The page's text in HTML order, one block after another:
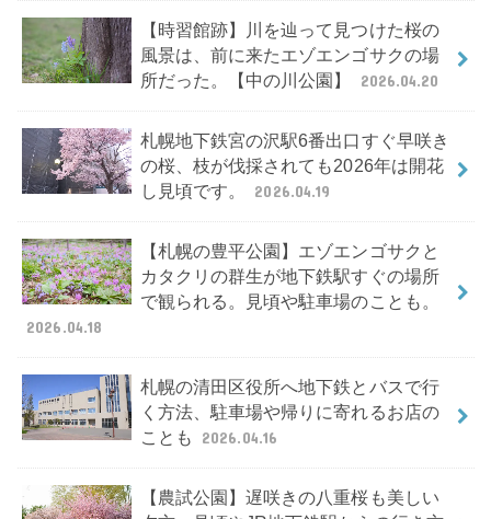
【時習館跡】川を辿って見つけた桜の
風景は、前に来たエゾエンゴサクの場
所だった。【中の川公園】
2026.04.20
札幌地下鉄宮の沢駅6番出口すぐ早咲き
の桜、枝が伐採されても2026年は開花
し見頃です。
2026.04.19
【札幌の豊平公園】エゾエンゴサクと
カタクリの群生が地下鉄駅すぐの場所
で観られる。見頃や駐車場のことも。
2026.04.18
札幌の清田区役所へ地下鉄とバスで行
く方法、駐車場や帰りに寄れるお店の
ことも
2026.04.16
【農試公園】遅咲きの八重桜も美しい